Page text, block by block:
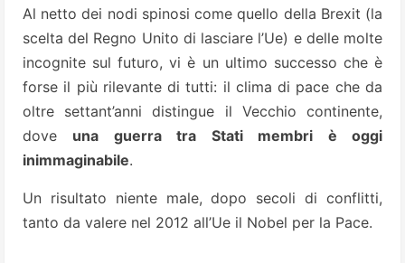
Al netto dei nodi spinosi come quello della Brexit (la
scelta del Regno Unito di lasciare l’Ue) e delle molte
incognite sul futuro, vi è un ultimo successo che è
forse il più rilevante di tutti: il clima di pace che da
oltre settant’anni distingue il Vecchio continente,
dove una guerra tra Stati membri è oggi
inimmaginabile.
Un risultato niente male, dopo secoli di conflitti,
tanto da valere nel 2012 all’Ue il Nobel per la Pace.